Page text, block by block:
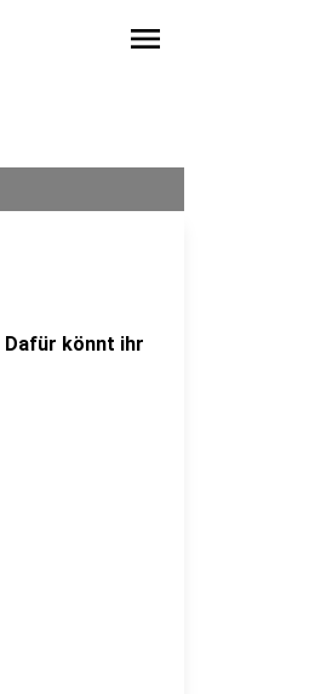
menu
Dafür könnt ihr